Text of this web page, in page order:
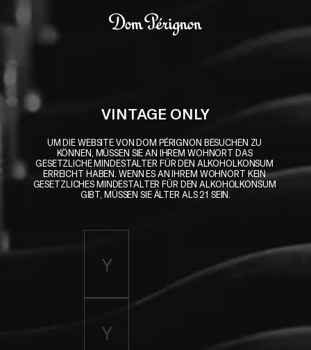
VINTAGE ONLY
UM DIE WEBSITE VON DOM PÉRIGNON BESUCHEN ZU
KÖNNEN, MÜSSEN SIE AN IHREM WOHNORT DAS
GESETZLICHE MINDESTALTER FÜR DEN ALKOHOLKONSUM
ERREICHT HABEN. WENN ES AN IHREM WOHNORT KEIN
GESETZLICHES MINDESTALTER FÜR DEN ALKOHOLKONSUM
GIBT, MÜSSEN SIE ÄLTER ALS 21 SEIN.